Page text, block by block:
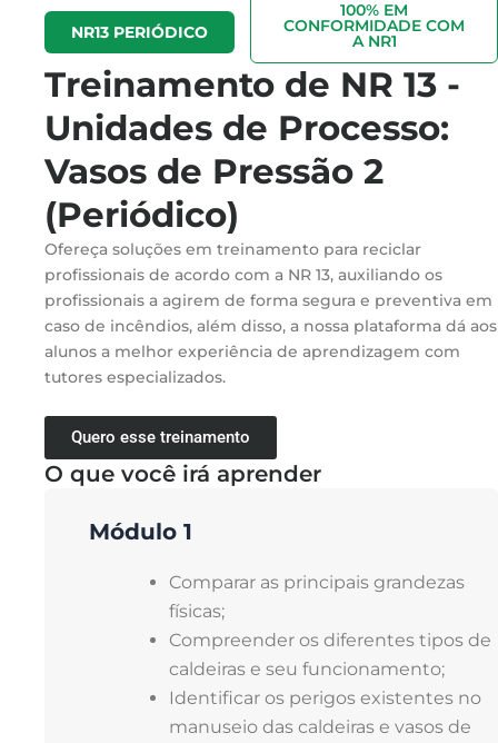
NR13 PERIÓDICO
100% EM
CONFORMIDADE COM
A NR1
Treinamento de NR 13 -
Unidades de Processo:
Vasos de Pressão 2
(Periódico)
Ofereça soluções em treinamento para reciclar
profissionais de acordo com a NR 13, auxiliando os
profissionais a agirem de forma segura e preventiva em
caso de incêndios, além disso, a nossa plataforma dá aos
alunos a melhor experiência de aprendizagem com
tutores especializados.
Quero esse treinamento
O que você irá aprender
Módulo 1
Comparar as principais grandezas
físicas;
Compreender os diferentes tipos de
caldeiras e seu funcionamento;
Identificar os perigos existentes no
manuseio das caldeiras e vasos de